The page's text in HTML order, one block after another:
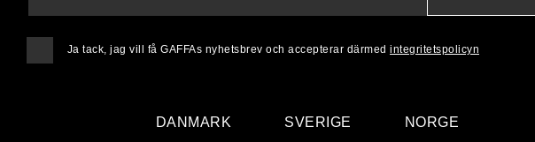
Ja tack, jag vill få GAFFAs nyhetsbrev och accepterar därmed integritetspolicyn
DANMARK SVERIGE NORGE